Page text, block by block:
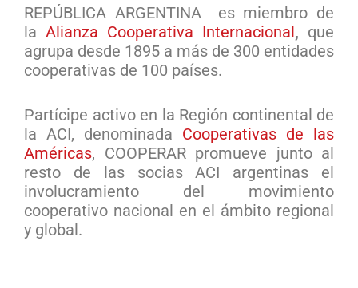
REPÚBLICA ARGENTINA es miembro de
la Alianza Cooperativa Internacional, que
agrupa desde 1895 a más de 300 entidades
cooperativas de 100 países.
Partícipe activo en la Región continental de
la ACI, denominada Cooperativas de las
Américas, COOPERAR promueve junto al
resto de las socias ACI argentinas el
involucramiento del movimiento
cooperativo nacional en el ámbito regional
y global.